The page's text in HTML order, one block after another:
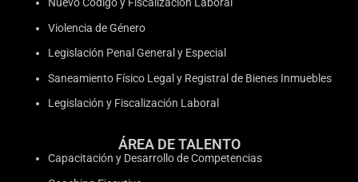
Nuevo Código y Fiscalización Laboral
Violencia de Género
Legislación Penal General y Especial
Saneamiento Físico Legal y Registral de Bienes Inmuebles
Legislación y Fiscalización Laboral
ÁREA DE TALENTO
Capacitación y Desarrollo de Competencias